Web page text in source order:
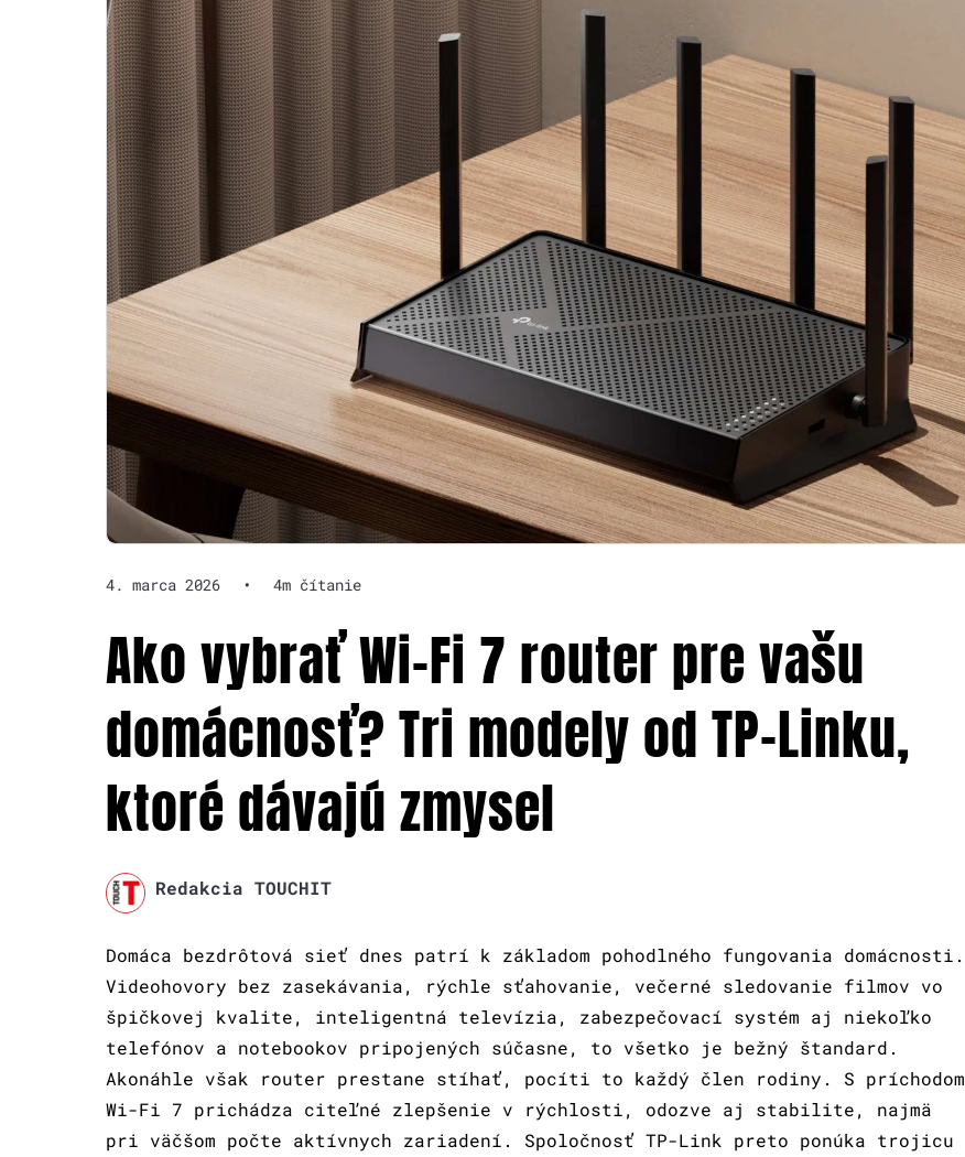
4. marca 2026 • 4m čítanie
Ako vybrať Wi-Fi 7 router pre vašu
domácnosť? Tri modely od TP-Linku,
ktoré dávajú zmysel
Redakcia TOUCHIT
Domáca bezdrôtová sieť dnes patrí k základom pohodlného fungovania domácnosti.
Videohovory bez zasekávania, rýchle sťahovanie, večerné sledovanie filmov vo
špičkovej kvalite, inteligentná televízia, zabezpečovací systém aj niekoľko
telefónov a notebookov pripojených súčasne, to všetko je bežný štandard.
Akonáhle však router prestane stíhať, pocíti to každý člen rodiny. S príchodom
Wi-Fi 7 prichádza citeľné zlepšenie v rýchlosti, odozve aj stabilite, najmä
pri väčšom počte aktívnych zariadení. Spoločnosť TP-Link preto ponúka trojicu